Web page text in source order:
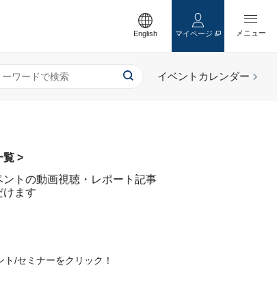
English マイページ
覧 >
ントの動画視聴・レポート記事
けます
/セミナーをクリック！